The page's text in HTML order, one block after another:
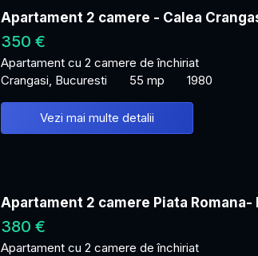
Apartament 2 camere - Calea
350 €
Apartament cu 2 camere de închiriat
Crangasi, Bucuresti
55 mp 1980
Vezi mai multe detalii
Apartament 2 camere Piata
380 €
Apartament cu 2 camere de închiriat